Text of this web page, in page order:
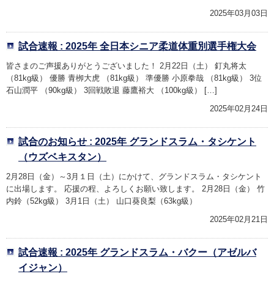
2025年03月03日
試合速報 : 2025年 全日本シニア柔道体重別選手権大会
皆さまのご声援ありがとうございました！ 2月22日（土） 釘丸将太
（81kg級） 優勝 青栁大虎 （81kg級） 準優勝 小原拳哉 （81kg級） 3位
石山潤平 （90kg級） 3回戦敗退 藤鷹裕大 （100kg級） […]
2025年02月24日
試合のお知らせ : 2025年 グランドスラム・タシケント
（ウズベキスタン）
2月28日（金）～3月１日（土）にかけて、グランドスラム・タシケント
に出場します。 応援の程、よろしくお願い致します。 2月28日（金） 竹
内鈴（52kg級） 3月1日（土） 山口葵良梨（63kg級）
2025年02月21日
試合速報 : 2025年 グランドスラム・バクー（アゼルバ
イジャン）